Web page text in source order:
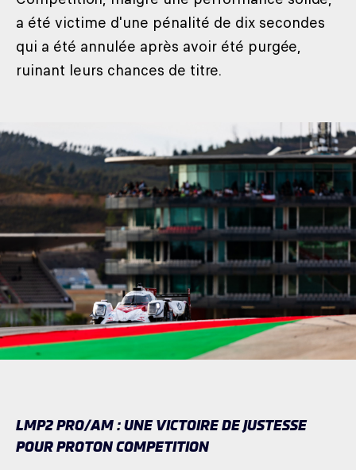
a été victime d'une pénalité de dix secondes
qui a été annulée après avoir été purgée,
ruinant leurs chances de titre.
LMP2 PRO/AM : UNE VICTOIRE DE JUSTESSE
POUR PROTON COMPETITION